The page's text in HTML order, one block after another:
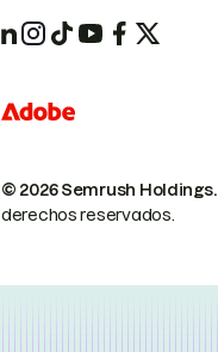
© 2026 Semrush Holdings.
derechos reservados.